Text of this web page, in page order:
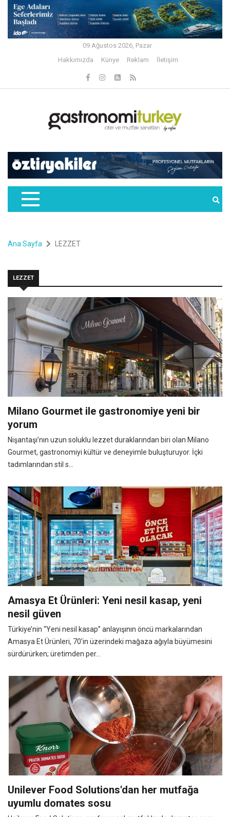
09 Ağustos 2026, Pazar
Hakkımızda
Künye Reklam İletişim
Ana Sayfa LEZZET
LEZZET
Milano Gourmet ile gastronomiye yeni bir
yorum
Nişantaşı’nın uzun soluklu lezzet duraklarından biri olan Milano
Gourmet, gastronomiyi kültür ve deneyimle buluşturuyor. İçki
tadımlarından stil s...
Amasya Et Ürünleri: Yeni nesil kasap, yeni
nesil güven
Türkiye’nin “Yeni nesil kasap” anlayışının öncü markalarından
Amasya Et Ürünleri, 70’in üzerindeki mağaza ağıyla büyümesini
sürdürürken; üretimden per...
Unilever Food Solutions'dan her mutfağa
uyumlu domates sosu